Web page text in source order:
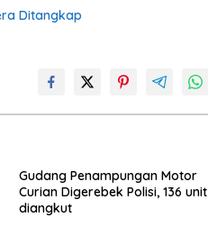
Ditangkap
Gudang Penampungan Motor
Curian Digerebek Polisi, 136 unit
diangkut